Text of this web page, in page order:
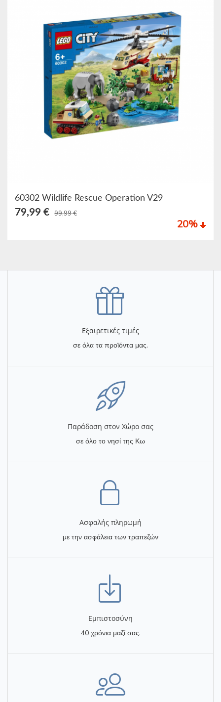
60302 Wildlife Rescue Operation V29
79,99 € 99,99 €
20%
Εξαιρετικές τιμές
σε όλα τα προϊόντα μας.
Παράδοση στον Χώρο σας
σε όλο το νησί της Κω
Ασφαλής πληρωμή
με την ασφάλεια των τραπεζών
Eμπιστοσύνη
40 χρόνια μαζί σας.